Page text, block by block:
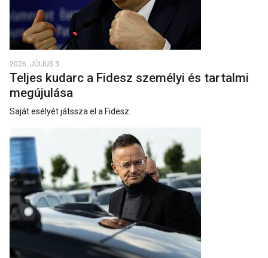
2026. JÚLIUS 3.
Teljes kudarc a Fidesz személyi és tartalmi
megújulása
Saját esélyét játssza el a Fidesz.